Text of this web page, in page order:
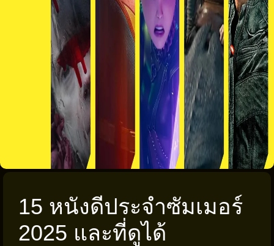
15 หนังดีประจำซัมเมอร์
2025 และที่ดูได้